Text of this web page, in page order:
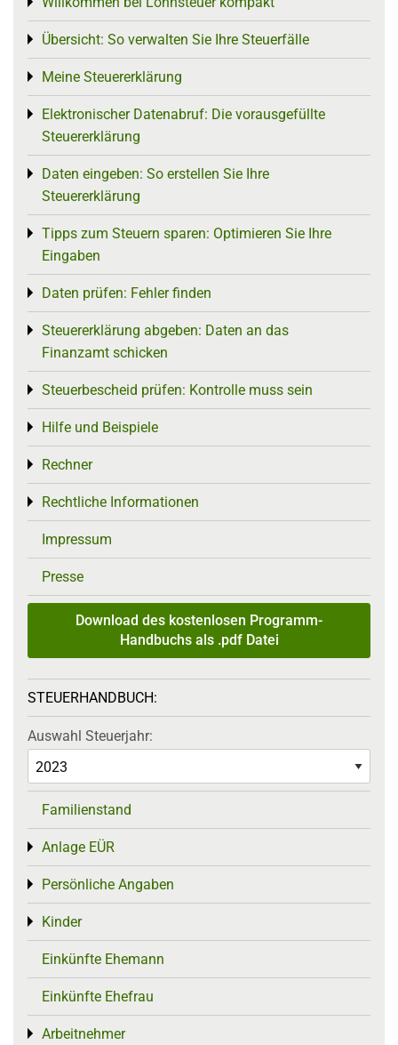
Übersicht: So verwalten Sie Ihre Steuerfälle
Toggle menu
Meine Steuererklärung
Toggle menu
Elektronischer Datenabruf: Die vorausgefüllte
Steuererklärung
Toggle menu
Daten eingeben: So erstellen Sie Ihre
Steuererklärung
Toggle menu
Tipps zum Steuern sparen: Optimieren Sie Ihre
Eingaben
Toggle menu
Daten prüfen: Fehler finden
Toggle menu
Steuererklärung abgeben: Daten an das
Finanzamt schicken
Toggle menu
Steuerbescheid prüfen: Kontrolle muss sein
Toggle menu
Hilfe und Beispiele
Toggle menu
Rechner
Toggle menu
Rechtliche Informationen
Toggle menu
Impressum
Presse
Download des kostenlosen Programm-
Handbuchs als .pdf Datei
STEUERHANDBUCH:
Auswahl Steuerjahr:
Familienstand
Anlage EÜR
Toggle menu
Persönliche Angaben
Toggle menu
Kinder
Toggle menu
Einkünfte Ehemann
Einkünfte Ehefrau
Arbeitnehmer
Toggle menu